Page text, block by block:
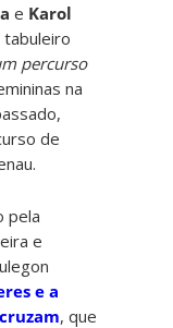
e Karol
percurso
na
de
pela
e
e a
, que